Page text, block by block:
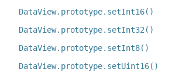
DataView.prototype.setInt16()
DataView.prototype.setInt32()
DataView.prototype.setInt8()
DataView.prototype.setUint16()